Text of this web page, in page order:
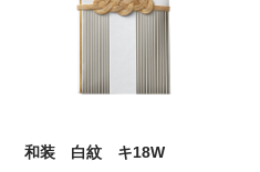
和装 白紋 キ18W